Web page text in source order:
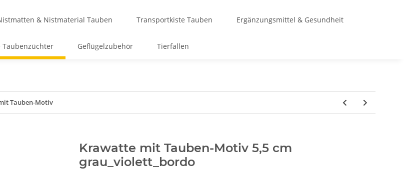
& Nistmaterial Tauben Transportkiste Tauben Ergänzungsmittel & Gesundheit
Taubenzüchter Geflügelzubehör Tierfallen
Tauben-Motiv
Krawatte mit Tauben-Motiv 5,5 cm
grau_violett_bordo